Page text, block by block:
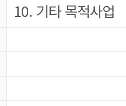
10. 기타 목적사업